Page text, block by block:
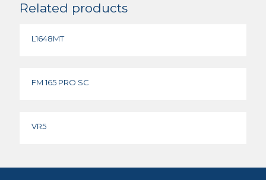
Related products
L1648MT
FM 165 PRO SC
VR5